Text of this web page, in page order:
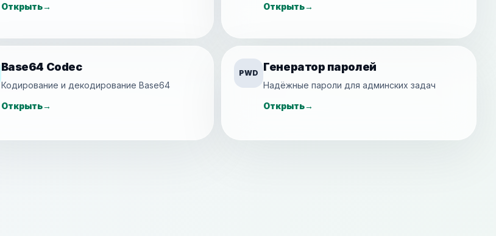
Открыть→ Открыть→
Base64 Codec
Кодирование и декодирование Base64
Открыть→
PWD Генератор паролей
Надёжные пароли для админских задач
Открыть→